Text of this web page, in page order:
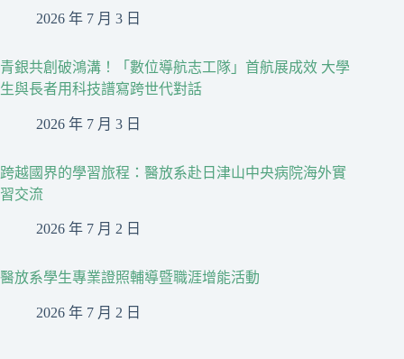
2026 年 7 月 3 日
青銀共創破鴻溝！「數位導航志工隊」首航展成效 大學
生與長者用科技譜寫跨世代對話
2026 年 7 月 3 日
跨越國界的學習旅程：醫放系赴日津山中央病院海外實
習交流
2026 年 7 月 2 日
醫放系學生專業證照輔導暨職涯增能活動
2026 年 7 月 2 日